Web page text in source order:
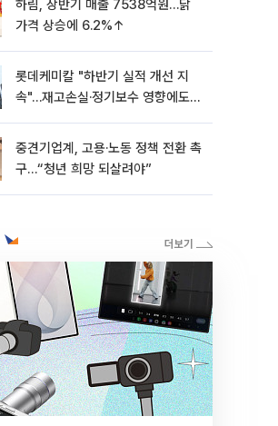
하림, 상반기 매출 7538억원…닭
가격 상승에 6.2%↑
롯데케미칼 "하반기 실적 개선 지
속"…재고손실·정기보수 영향에도
중견기업계, 고용·노동 정책 전환 촉
구…“청년 희망 되살려야”